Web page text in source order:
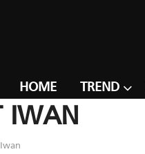
HOME TREND
IWAN